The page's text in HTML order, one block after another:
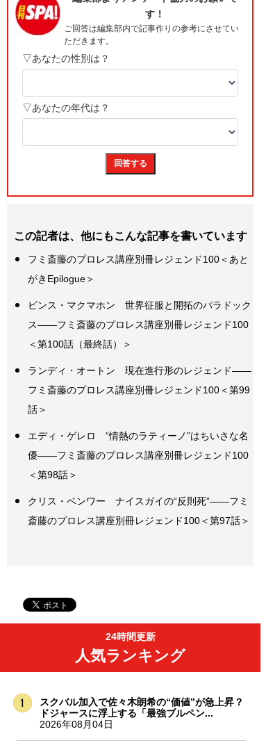
この記者は、他にもこんな記事を書いています
フミ斎藤のプロレス講座別冊レジェンド100＜あと
がきEpilogue＞
ビンス・マクマホン 世界征服と開拓のパラドック
ス――フミ斎藤のプロレス講座別冊レジェンド100
＜第100話（最終話）＞
ランディ・オートン 現在進行形のレジェンド――
フミ斎藤のプロレス講座別冊レジェンド100＜第99
話＞
エディ・ゲレロ “情熱のラティーノ”はちいさな名
優――フミ斎藤のプロレス講座別冊レジェンド100
＜第98話＞
クリス・ベンワー ナイスガイの“反則死”――フミ
斎藤のプロレス講座別冊レジェンド100＜第97話＞
24時間更新
人気ランキング
スクバル加入で佐々木朗希の“価値”が急上昇？
ドジャースに浮上する「最強ブルペン...
2026年08月04日